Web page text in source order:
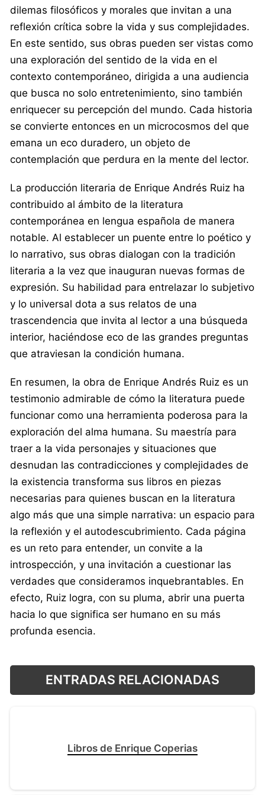
dilemas filosóficos y morales que invitan a una
reflexión crítica sobre la vida y sus complejidades.
En este sentido, sus obras pueden ser vistas como
una exploración del sentido de la vida en el
contexto contemporáneo, dirigida a una audiencia
que busca no solo entretenimiento, sino también
enriquecer su percepción del mundo. Cada historia
se convierte entonces en un microcosmos del que
emana un eco duradero, un objeto de
contemplación que perdura en la mente del lector.
La producción literaria de Enrique Andrés Ruiz ha
contribuido al ámbito de la literatura
contemporánea en lengua española de manera
notable. Al establecer un puente entre lo poético y
lo narrativo, sus obras dialogan con la tradición
literaria a la vez que inauguran nuevas formas de
expresión. Su habilidad para entrelazar lo subjetivo
y lo universal dota a sus relatos de una
trascendencia que invita al lector a una búsqueda
interior, haciéndose eco de las grandes preguntas
que atraviesan la condición humana.
En resumen, la obra de Enrique Andrés Ruiz es un
testimonio admirable de cómo la literatura puede
funcionar como una herramienta poderosa para la
exploración del alma humana. Su maestría para
traer a la vida personajes y situaciones que
desnudan las contradicciones y complejidades de
la existencia transforma sus libros en piezas
necesarias para quienes buscan en la literatura
algo más que una simple narrativa: un espacio para
la reflexión y el autodescubrimiento. Cada página
es un reto para entender, un convite a la
introspección, y una invitación a cuestionar las
verdades que consideramos inquebrantables. En
efecto, Ruiz logra, con su pluma, abrir una puerta
hacia lo que significa ser humano en su más
profunda esencia.
ENTRADAS RELACIONADAS
Libros de Enrique Coperias